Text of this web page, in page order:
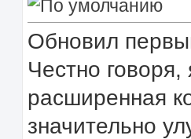
Обновил
Честно
расширенная
значительно